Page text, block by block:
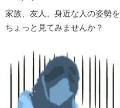
家族、友人、身近な人の姿勢を
ちょっと見てみませんか？